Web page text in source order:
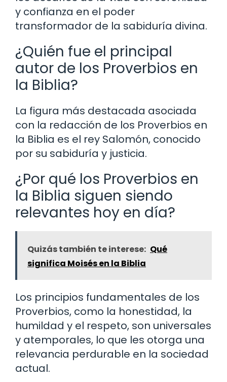
y confianza en el poder
transformador de la sabiduría divina.
¿Quién fue el principal
autor de los Proverbios en
la Biblia?
La figura más destacada asociada
con la redacción de los Proverbios en
la Biblia es el rey Salomón, conocido
por su sabiduría y justicia.
¿Por qué los Proverbios en
la Biblia siguen siendo
relevantes hoy en día?
Quizás también te interese: Qué
significa Moisés en la Biblia
Los principios fundamentales de los
Proverbios, como la honestidad, la
humildad y el respeto, son universales
y atemporales, lo que les otorga una
relevancia perdurable en la sociedad
actual.